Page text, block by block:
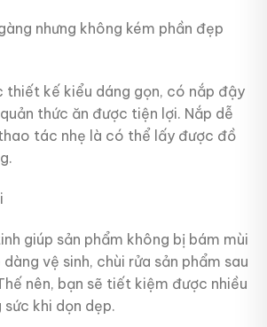
nhưng không kém phần đẹp
thiết kế kiểu dáng gọn, có nắp đậy
thức ăn được tiện lợi. Nắp dễ
tác nhẹ là có thể lấy được đồ
giúp sản phẩm không bị bám mùi
vệ sinh, chùi rửa sản phẩm sau
nên, bạn sẽ tiết kiệm được nhiều
khi dọn dẹp.